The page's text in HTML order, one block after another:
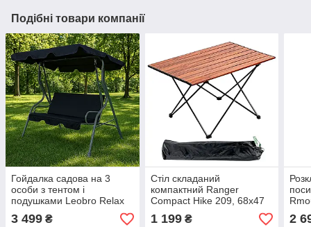
Подібні товари компанії
Гойдалка садова на 3
особи з тентом і
подушками Leobro Relax
до 200 кг чорна
3 499 ₴
Стіл складаний
компактний Ranger
Compact Hike 209, 68х47
см коричневий
1 199₴ 2